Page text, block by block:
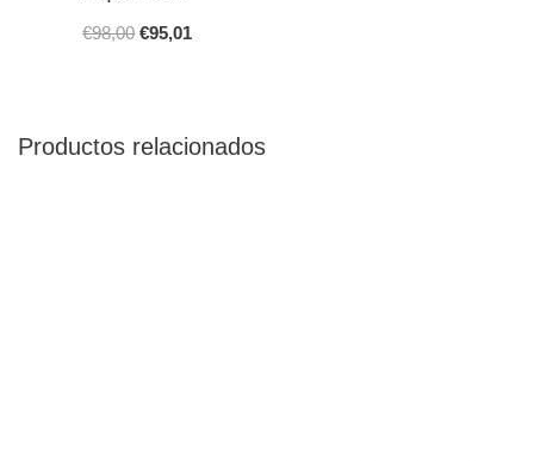
€98,00 €95,01
Productos relacionados